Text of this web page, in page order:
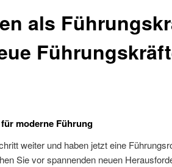
als
moderne Führung
weiter und haben jetzt eine
Sie vor spannenden neuen